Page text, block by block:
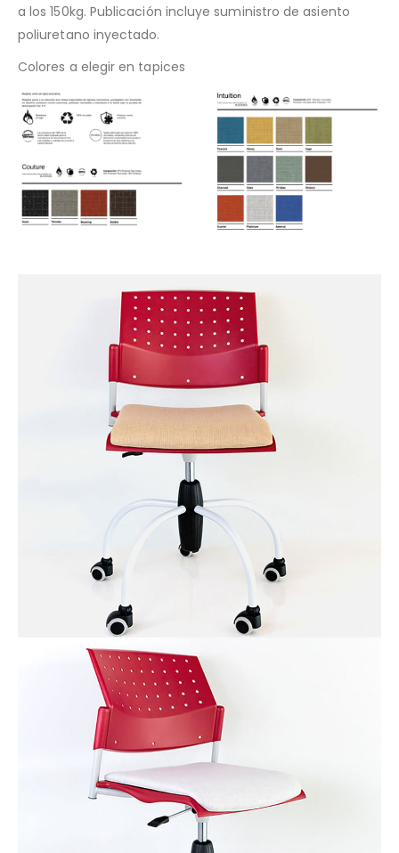
a los 150kg. Publicación incluye suministro de asiento
poliuretano inyectado.
Colores a elegir en tapices